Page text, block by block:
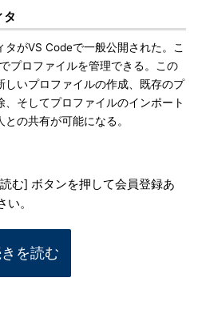
がVS Codeで一般公開された。こ
プロファイルを管理できる。この
しいプロファイルの作成、既存のプ
、そしてプロファイルのインポート
の共有が可能になる。
む] ボタンを押して会員登録あ
。
を読む